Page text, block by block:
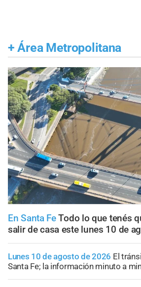
+ Área Metropolitana
En Santa FeTodo lo que tenés
salir de casa este lunes 10 de
Lunes 10 de agosto de 2026 El
Santa Fe; la información minuto a